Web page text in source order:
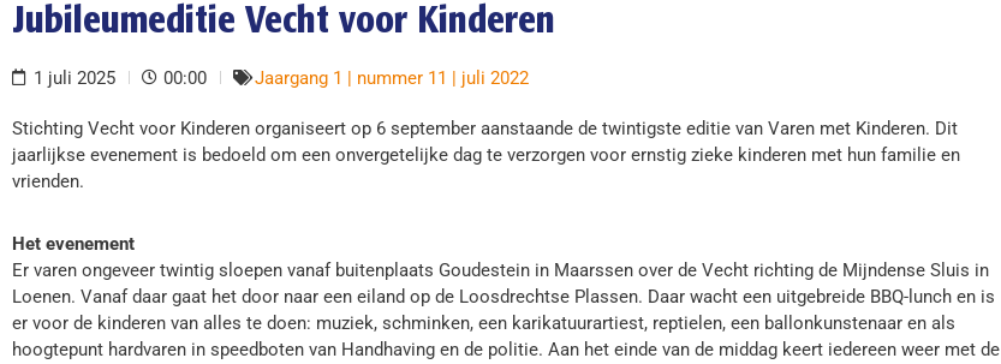
Jubileumeditie Vecht voor Kinderen
1 juli 2025 00:00 Jaargang 1 | nummer 11 | juli 2022
Stichting Vecht voor Kinderen organiseert op 6 september aanstaande de twintigste editie van Varen met Kinderen. Dit
jaarlijkse evenement is bedoeld om een onvergetelijke dag te verzorgen voor ernstig zieke kinderen met hun familie en
vrienden.
Het evenement
Er varen ongeveer twintig sloepen vanaf buitenplaats Goudestein in Maarssen over de Vecht richting de Mijndense Sluis in
Loenen. Vanaf daar gaat het door naar een eiland op de Loosdrechtse Plassen. Daar wacht een uitgebreide BBQ-lunch en is
er voor de kinderen van alles te doen: muziek, schminken, een karikatuurartiest, reptielen, een ballonkunstenaar en als
hoogtepunt hardvaren in speedboten van Handhaving en de politie. Aan het einde van de middag keert iedereen weer met de